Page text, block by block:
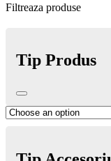
Filtreaza produse
Tip Produs